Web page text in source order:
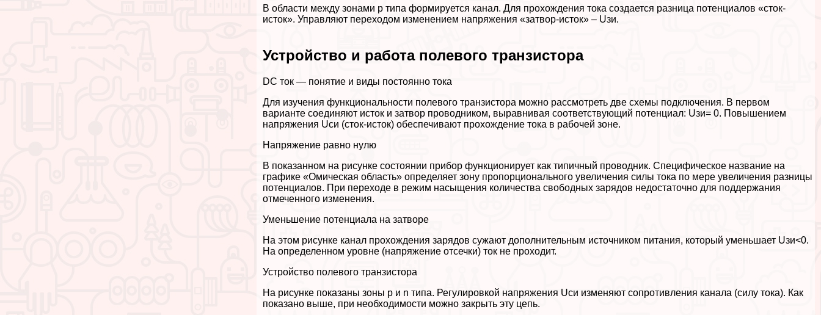
В области между зонами р типа формируется канал. Для прохождения тока создается разница потенциалов «сток-
исток». Управляют переходом изменением напряжения «затвор-исток» – Uзи.
Устройство и работа полевого транзистора
DC ток — понятие и виды постоянно тока
Для изучения функциональности полевого транзистора можно рассмотреть две схемы подключения. В первом
варианте соединяют исток и затвор проводником, выравнивая соответствующий потенциал: Uзи= 0. Повышением
напряжения Uси (сток-исток) обеспечивают прохождение тока в рабочей зоне.
Напряжение равно нулю
В показанном на рисунке состоянии прибор функционирует как типичный проводник. Специфическое название на
графике «Омическая область» определяет зону пропорционального увеличения силы тока по мере увеличения разницы
потенциалов. При переходе в режим насыщения количества свободных зарядов недостаточно для поддержания
отмеченного изменения.
Уменьшение потенциала на затворе
На этом рисунке канал прохождения зарядов сужают дополнительным источником питания, который уменьшает Uзи<0.
На определенном уровне (напряжение отсечки) ток не проходит.
Устройство полевого транзистора
На рисунке показаны зоны p и n типа. Регулировкой напряжения Uси изменяют сопротивления канала (силу тока). Как
показано выше, при необходимости можно закрыть эту цепь.